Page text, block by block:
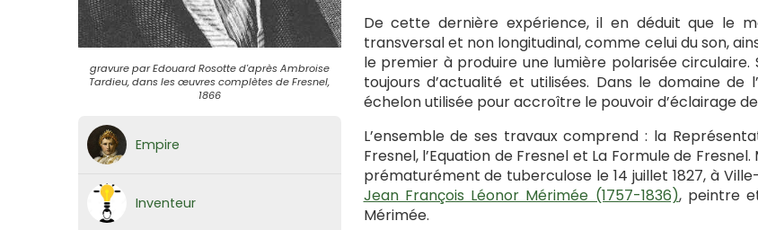
gravure par Edouard Rosotte d'après Ambroise
Tardieu, dans les œuvres complètes de Fresnel,
1866
Empire
Inventeur
De cette dernière expérience, il en déduit que le
transversal et non longitudinal, comme celui du son,
le premier à produire une lumière polarisée
toujours d’actualité et utilisées. Dans le domaine de
échelon utilisée pour accroître le pouvoir d’éclairage
L’ensemble de ses travaux comprend : la
Fresnel, l’Equation de Fresnel et La Formule de
prématurément de tuberculose le 14 juillet 1827, à
Jean François Léonor Mérimée (1757-1836), peintre
Mérimée.